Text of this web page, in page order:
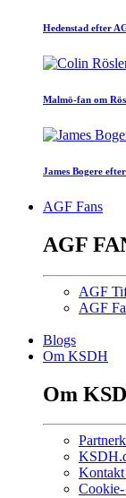
Hedenstad efter
Malmö-fan om
James Bogere
AGF Fans
AGF
AGF
AGF
Blogs
Om KSDH
Om